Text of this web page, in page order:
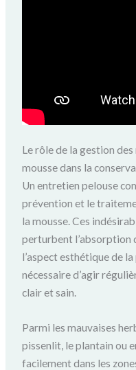
Le rôle de la gestion
mousse dans la
Un entretien pelouse
prévention et le
la mousse. Ces
perturbent l’absorption
l’aspect esthétique de
nécessaire d’agir
clair et sain.
Parmi les mauvaises
pissenlit, le plantain ou
facilement dans les